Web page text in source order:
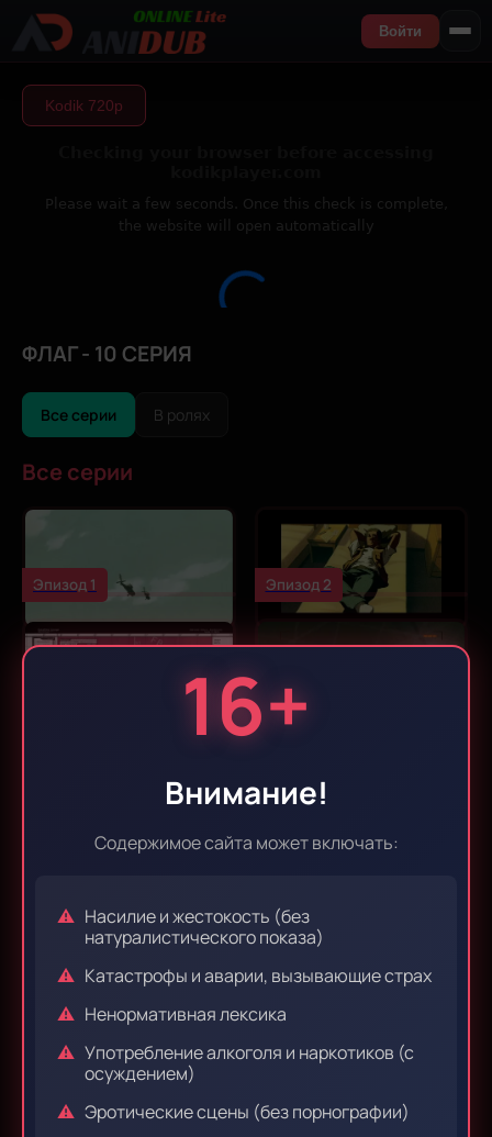
16+
Внимание!
Содержимое сайта может включать:
Насилие и жестокость (без
натуралистического показа)
Катастрофы и аварии, вызывающие страх
Ненормативная лексика
Употребление алкоголя и наркотиков (с
осуждением)
Эротические сцены (без порнографии)
Войти
Kodik 720р
ФЛАГ - 10 СЕРИЯ
Все серии В ролях
Все серии
Эпизод 1 Эпизод 2
Эпизод 6
Эпизод 7 Эпизод 8